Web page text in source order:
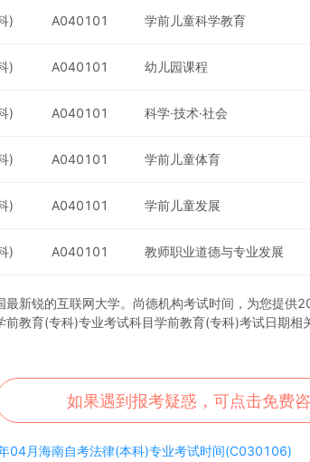
) A040101 学前儿童科学教育
) A040101 幼儿园课程
) A040101 科学·技术·社会
) A040101 学前儿童体育
) A040101 学前儿童发展
) A040101 教师职业道德与专业发展
最新锐的互联网大学。尚德机构考试时间，为您提
前教育(专科)专业考试科目学前教育(专科)考试日期
如果遇到报考疑惑，可点击免费
04月海南自考法律(本科)专业考试时间(C030106)